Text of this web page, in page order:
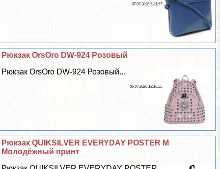
07 07 2026 5:31:57
Рюкзак OrsOro DW-924 Розовый
Рюкзак OrsOro DW-924 Розовый...
06 07 2026 18:16:55
Рюкзак QUIKSILVER EVERYDAY POSTER M
Молодёжный принт